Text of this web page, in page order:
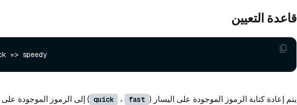
قاعدة التعيين
يتم إعادة كتابة الرموز الموجودة على اليسار ( fast ، quick ) إلى الرموز الموجودة على